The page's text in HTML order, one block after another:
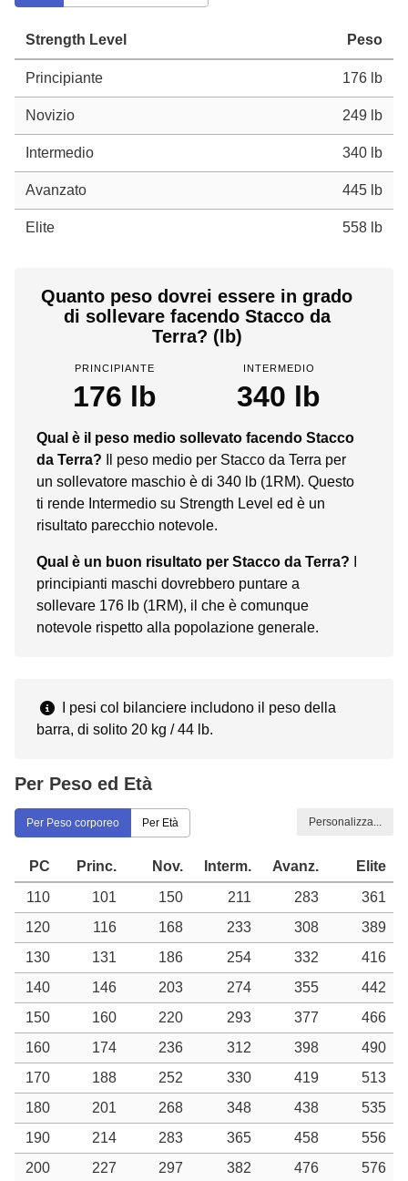
Strength Level Peso
Principiante 176 lb
Novizio 249 lb
Intermedio 340 lb
Avanzato 445 lb
Elite 558 lb
Quanto peso dovrei essere in grado
di sollevare facendo Stacco da
Terra? (lb)
PRINCIPIANTE
176 lb
INTERMEDIO
340 lb
Qual è il peso medio sollevato facendo Stacco
da Terra?
Il peso medio per Stacco da Terra per
un sollevatore maschio è di 340 lb (1RM). Questo
ti rende Intermedio su Strength Level ed è un
risultato parecchio notevole.
Qual è un buon risultato per Stacco da Terra?
principianti maschi dovrebbero puntare a
sollevare 176 lb (1RM), il che è comunque
notevole rispetto alla popolazione generale.
I pesi col bilanciere includono il peso della
barra, di solito 20 kg / 44 lb.
Per Peso ed Età
Per Peso corporeo Per Età Personalizza...
PC Princ. Nov. Interm. Avanz.
Elite
110
101 150 211 283
361
120
116 168 233 308
389
130
131 186 254 332
416
140
146 203 274 355
442
150
160 220 293 377
466
160
174 236 312 398
490
170
188 252 330 419
513
180
201 268 348 438
535
190
214 283 365 458
556
200
227 297 382 476 576